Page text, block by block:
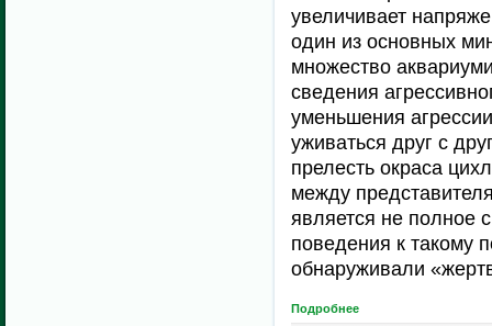
увеличивает
один из основных
множество
сведения
уменьшения
уживаться друг с
прелесть окраса
между
является не полное
поведения к такому
обнаруживали
Подробнее